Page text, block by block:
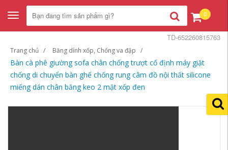
Toggle
navigation
0
Trang chủ Băng dính xốp, Chống va đập
Bàn cà phê giường sofa chân chống trượt cố định máy giặt
chống di chuyển bàn ghế chống rung câm đồ nội thất silicone
miếng dán chân băng keo 2 mặt xốp đen
TD-652260815763